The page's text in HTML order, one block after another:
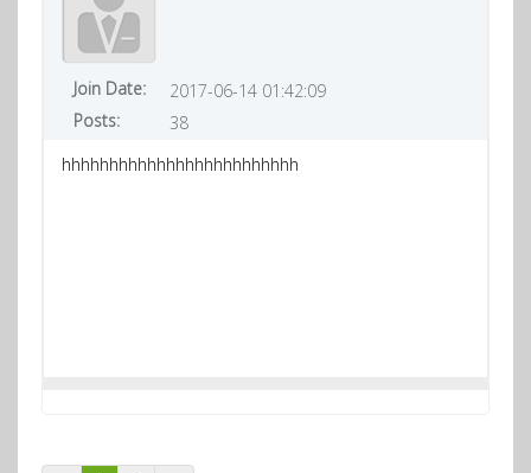
Join Date:
2017-06-14 01:42:09
Posts:
38
hhhhhhhhhhhhhhhhhhhhhhhhh